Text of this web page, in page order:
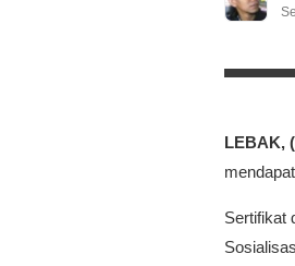
LEBAK,
Sertifikat